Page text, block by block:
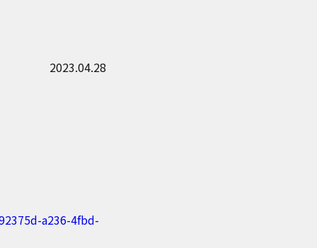
2023.04.28
a236-4fbd-